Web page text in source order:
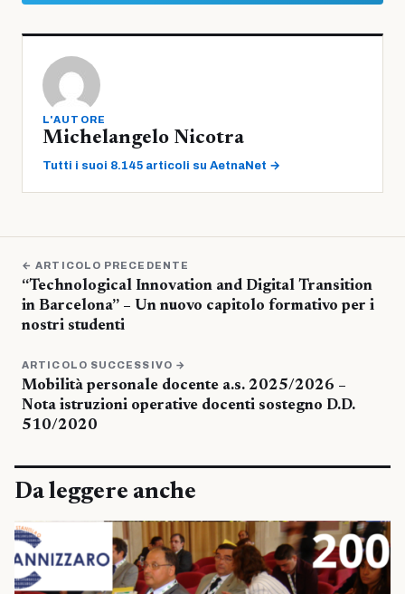
L'AUTORE
Michelangelo Nicotra
Tutti i suoi 8.145 articoli su AetnaNet →
← ARTICOLO PRECEDENTE
“Technological Innovation and Digital Transition
in Barcelona” – Un nuovo capitolo formativo per i
nostri studenti
ARTICOLO SUCCESSIVO →
Mobilità personale docente a.s. 2025/2026 –
Nota istruzioni operative docenti sostegno D.D.
510/2020
Da leggere anche